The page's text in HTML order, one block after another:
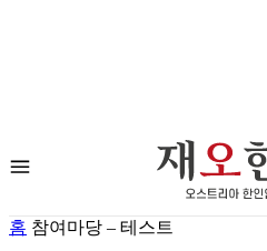
홈 참여마당 – 테스트